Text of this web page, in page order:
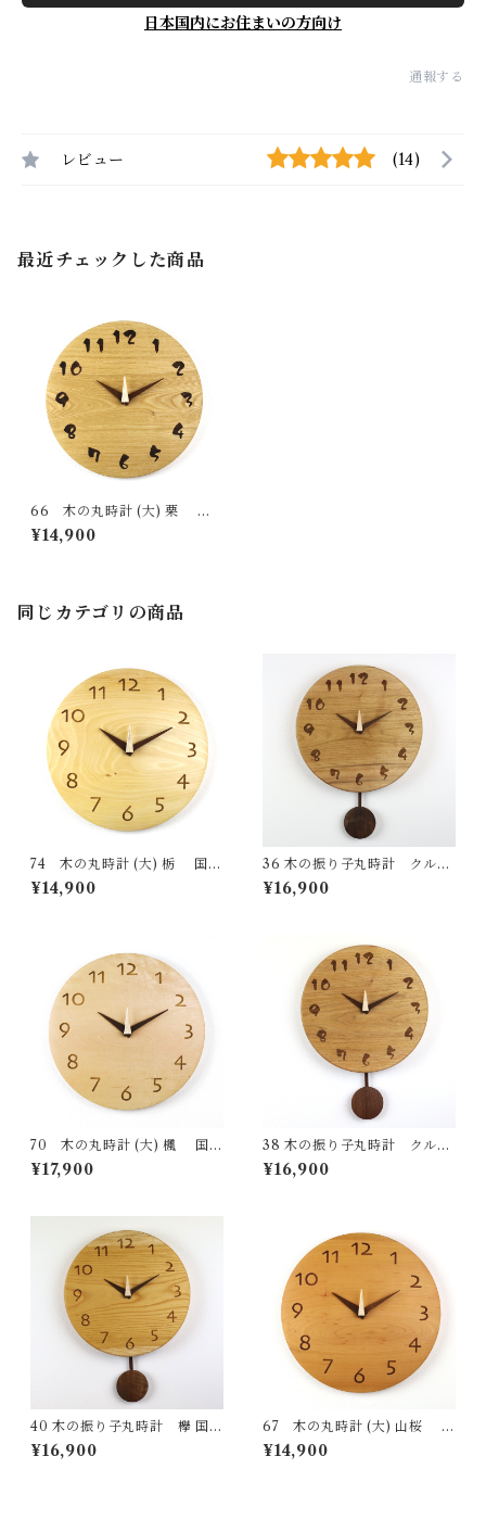
日本国内にお住まいの方向け
通報する
レビュー (14)
最近チェックした商品
66 木の丸時計 (大) 栗 国
産 一点物 SWING オリジナル
無垢 新築祝い 結婚祝い ナチュ
¥14,900
同じカテゴリの商品
74 木の丸時計 (大) 栃 国産
一点物 SWING オリジナル 無
垢 新築祝い 結婚祝い ナチュラ
¥14,900
36 木の振り子丸時計 クルミ
国産 一点物 SWING オリジナ
ル 無垢 新築祝い 結婚祝い ナ
¥16,900
70 木の丸時計 (大) 楓 国産
一点物 SWING オリジナル 無
垢 新築祝い 結婚祝い ナチュラ
¥17,900
38 木の振り子丸時計 クルミ
国産 一点物 SWING オリジナ
ル 無垢 新築祝い 結婚祝い ナ
¥16,900
40 木の振り子丸時計 欅 国産
一点物 SWING オリジナル 無
垢 新築祝い 結婚祝い ナチュラ
¥16,900
67 木の丸時計 (大) 山桜 国
産 一点物 SWING オリジナル
無垢 新築祝い 結婚祝い ナチュ
¥14,900